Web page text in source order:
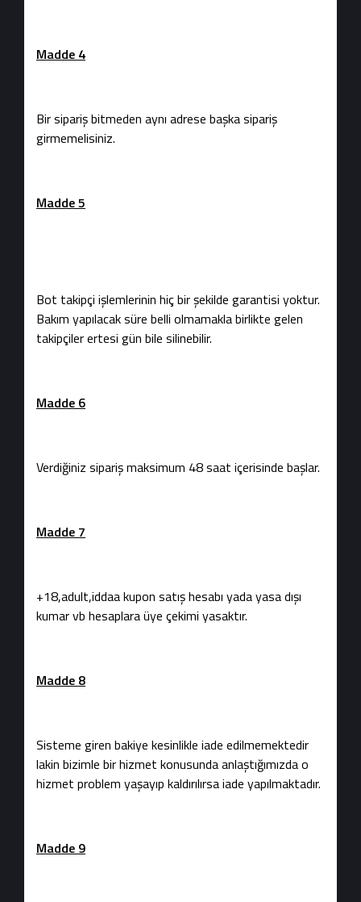
Madde 4
Bir sipariş bitmeden aynı adrese başka sipariş
girmemelisiniz.
Madde 5
Bot takipçi işlemlerinin hiç bir şekilde garantisi yoktur.
Bakım yapılacak süre belli olmamakla birlikte gelen
takipçiler ertesi gün bile silinebilir.
Madde 6
Verdiğiniz sipariş maksimum 48 saat içerisinde başlar.
Madde 7
+18,adult,iddaa kupon satış hesabı yada yasa dışı
kumar vb hesaplara üye çekimi yasaktır.
Madde 8
Sisteme giren bakiye kesinlikle iade edilmemektedir
lakin bizimle bir hizmet konusunda anlaştığımızda o
hizmet problem yaşayıp kaldırılırsa iade yapılmaktadır.
Madde 9